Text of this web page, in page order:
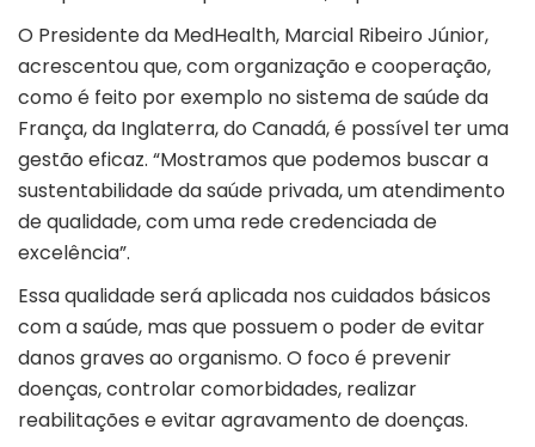
O Presidente da MedHealth, Marcial Ribeiro Júnior,
acrescentou que, com organização e cooperação,
como é feito por exemplo no sistema de saúde da
França, da Inglaterra, do Canadá, é possível ter uma
gestão eficaz. “Mostramos que podemos buscar a
sustentabilidade da saúde privada, um atendimento
de qualidade, com uma rede credenciada de
excelência”.
Essa qualidade será aplicada nos cuidados básicos
com a saúde, mas que possuem o poder de evitar
danos graves ao organismo. O foco é prevenir
doenças, controlar comorbidades, realizar
reabilitações e evitar agravamento de doenças.